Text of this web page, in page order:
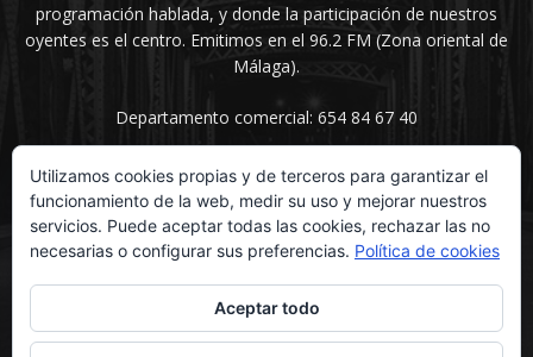
programación hablada, y donde la participación de nuestros
oyentes es el centro. Emitimos en el 96.2 FM (Zona oriental de
Málaga).
Departamento comercial: 654 84 67 40
SÍGUENOS
Utilizamos cookies propias y de terceros para garantizar el
funcionamiento de la web, medir su uso y mejorar nuestros
servicios. Puede aceptar todas las cookies, rechazar las no
necesarias o configurar sus preferencias. Política de cookies
Aceptar todo